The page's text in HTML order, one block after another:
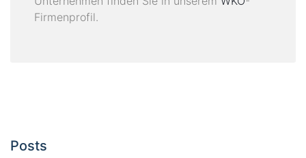
Firmenprofil.
Posts